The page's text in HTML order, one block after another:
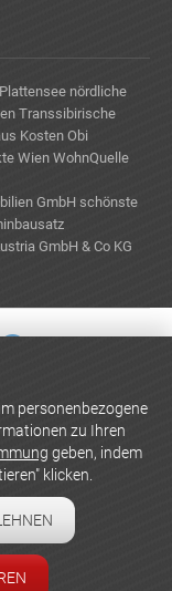
nördliche
Transsibirische
KostenObi
WienWohnQuelle
GmbH schönste
GmbH & Co KG
personenbezogene
zu Ihren
geben, indem
klicken.